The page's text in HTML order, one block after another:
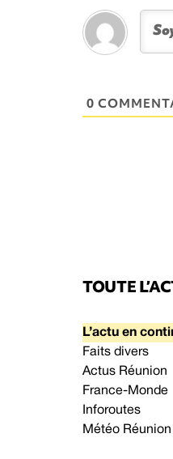
0
TOUTE
L’actu en
Faits divers
Actus Réunion
France-Monde
Inforoutes
Météo Réunion